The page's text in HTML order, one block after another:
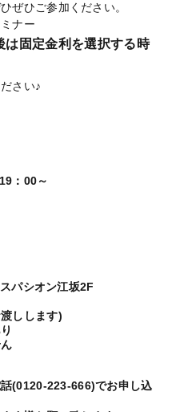
ぜひご参加ください。
ナー
は固定金利を選択する時
さい♪
：00～
パシオン江坂2F
しします)
話(0120-223-666)でお申し込